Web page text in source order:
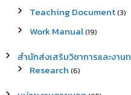
Teaching Document(3)
Work Manual(19)
สำนักส่งเสริมวิชาการและงาน
Research (6)